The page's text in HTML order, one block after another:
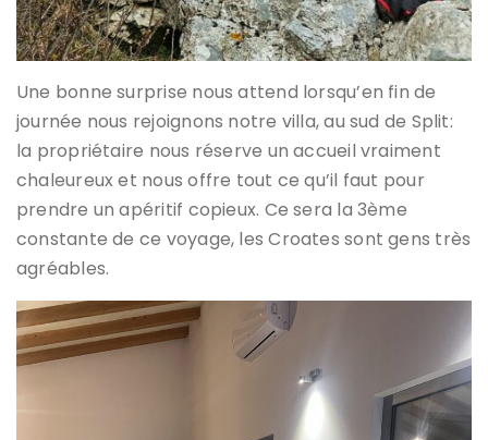
Une bonne surprise nous attend lorsqu’en fin de
journée nous rejoignons notre villa, au sud de Split:
la propriétaire nous réserve un accueil vraiment
chaleureux et nous offre tout ce qu’il faut pour
prendre un apéritif copieux. Ce sera la 3ème
constante de ce voyage, les Croates sont gens très
agréables.